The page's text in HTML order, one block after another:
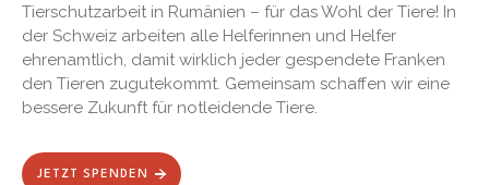
Tierschutzarbeit in Rumänien – für das Wohl der Tiere! In
der Schweiz arbeiten alle Helferinnen und Helfer
ehrenamtlich, damit wirklich jeder gespendete Franken
den Tieren zugutekommt. Gemeinsam schaffen wir eine
bessere Zukunft für notleidende Tiere.
JETZT SPENDEN